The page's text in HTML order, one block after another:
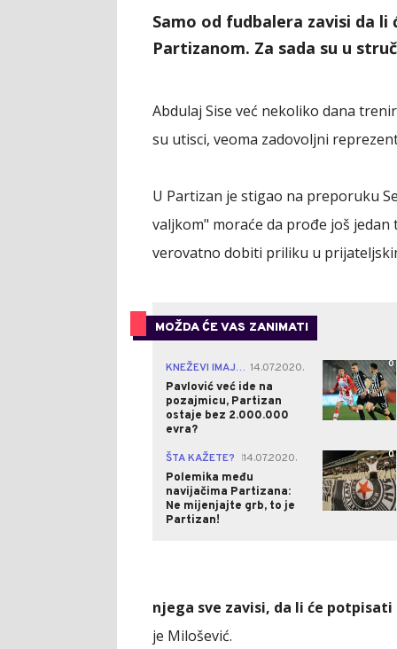
Samo od fudbalera zavisi da
Partizanom. Za sada su u
Abdulaj Sise već nekoliko dana
su utisci, veoma zadovoljni
U Partizan je stigao na preporuku
valjkom" moraće da prođe još
verovatno dobiti priliku u
MOŽDA ĆE VAS ZANIMATI
KNEŽEVI IMAJU PLAN? 14.07.2020.
Pavlović već ide na
pozajmicu, Partizan
ostaje bez 2.000.000
evra?
0
ŠTA KAŽETE?
14.07.2020.
Polemika među
navijačima Partizana:
Ne mijenjajte grb, to je
Partizan!
0
njega sve zavisi, da li će
je Milošević.